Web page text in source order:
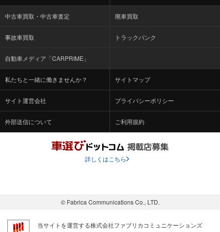
中古車買取・中古車査定 廃車買取
事故車買取 トラックバンク
自動車メディア「CARPRIME」
私たちと一緒に働きませんか？ サイトマップ
サイト運営会社 プライバシーポリシー
外部送信について ご利用規約
詳しくはこちら
© Fabrica Communications Co., LTD.
当サイトを運営する株式会社ファブリカコミュニケーションズ